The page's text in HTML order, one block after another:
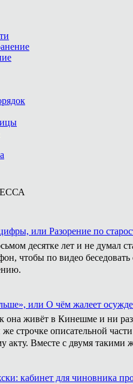
или Разорение по
десятке лет и не думал
чтобы по видео
или О чём жалеет
она живёт в Кинешме и ни
строчке описательной
акту. Вместе с двумя такими
кабинет для чиновника